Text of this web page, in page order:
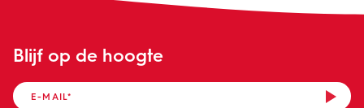
Blijf op de hoogte